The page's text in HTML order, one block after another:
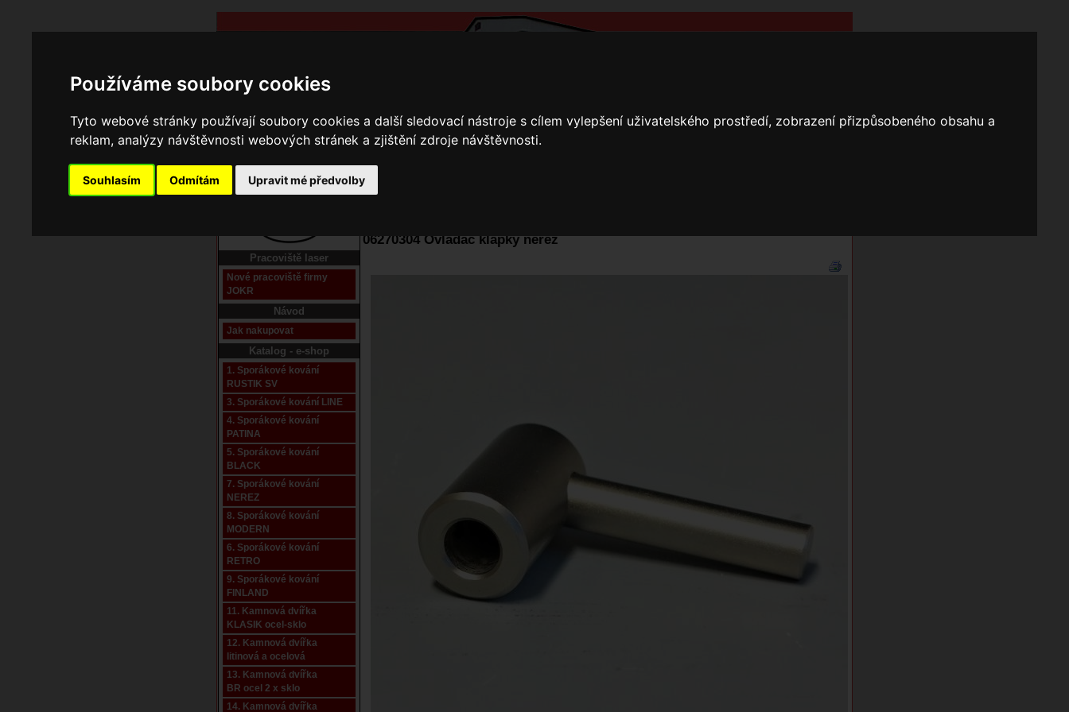
Používáme soubory cookies
Tyto webové stránky používají soubory cookies a další sledovací nástroje s cílem vylepšení uživatelského prostředí, zobrazení přizpůsobeného obsahu a
reklam, analýzy návštěvnosti webových stránek a zjištění zdroje návštěvnosti.
Souhlasím Odmítám Upravit mé předvolby
Domů Kontakty
Pracoviště laser
Nové pracoviště firmy
JOKR
Návod
Jak nakupovat
Katalog - e-shop
1. Sporákové kování
RUSTIK SV
3. Sporákové kování LINE
4. Sporákové kování
PATINA
5. Sporákové kování
BLACK
7. Sporákové kování
NEREZ
8. Sporákové kování
MODERN
6. Sporákové kování
RETRO
9. Sporákové kování
FINLAND
11. Kamnová dvířka
KLASIK ocel-sklo
12. Kamnová dvířka
litinová a ocelová
13. Kamnová dvířka
BR ocel 2 x sklo
14. Kamnová dvířka
06270304 Ovladač klapky nerez